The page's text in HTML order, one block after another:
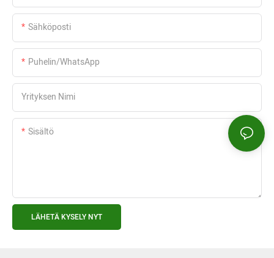
Sähköposti
Puhelin/WhatsApp
Yrityksen Nimi
Sisältö
LÄHETÄ KYSELY NYT